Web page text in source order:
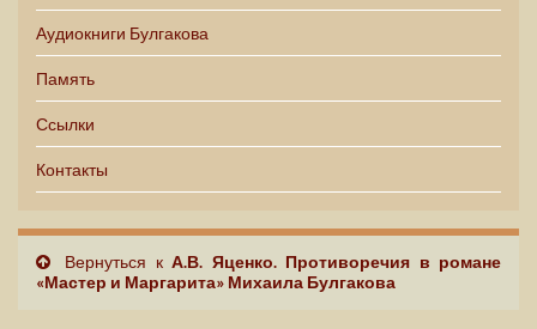
Аудиокниги Булгакова
Память
Ссылки
Контакты
Вернуться кА.В. Яценко. Противоречия в романе
«Мастер и Маргарита» Михаила Булгакова